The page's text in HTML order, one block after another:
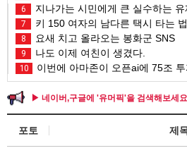
6 지나가는 시민에게 큰 실수하는
7 키 150 여자의 남다른 택시 타는
8 요새 치고 올라오는 봉화군 SNS
9 나도 이제 여친이 생겼다.
10 이번에 아마존이 오픈ai에 75조
▶ 네이버,구글에 '유머픽'을 검색해보세
포토 제